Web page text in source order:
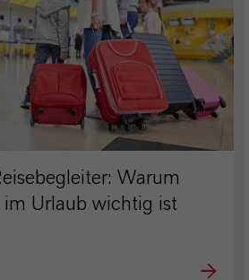
Warum
im Urlaub wichtig ist